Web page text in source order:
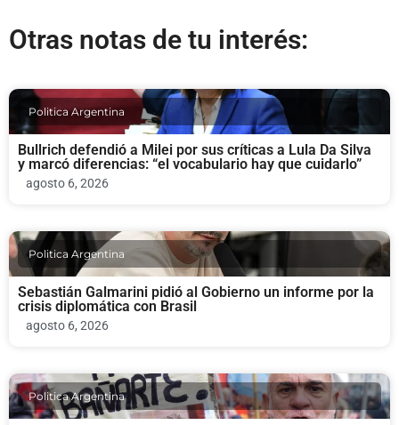
Otras notas de tu interés:
Politica Argentina
Bullrich defendió a Milei por sus críticas a Lula Da Silva
y marcó diferencias: “el vocabulario hay que cuidarlo”
agosto 6, 2026
Politica Argentina
Sebastián Galmarini pidió al Gobierno un informe por la
crisis diplomática con Brasil
agosto 6, 2026
Politica Argentina